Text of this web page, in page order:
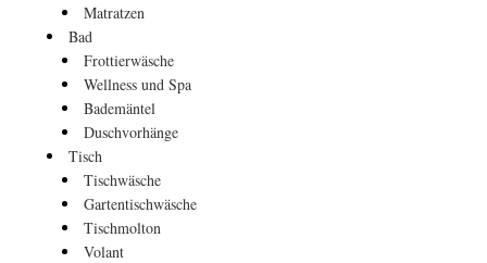
Matratzen
Bad
Frottierwäsche
Wellness und Spa
Bademäntel
Duschvorhänge
Tisch
Tischwäsche
Gartentischwäsche
Tischmolton
Volant